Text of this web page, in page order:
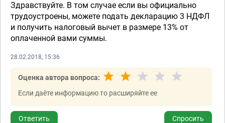
Здравствуйте. В том случае если вы официально
трудоустроены, можете подать декларацию 3 НДФЛ
и получить налоговый вычет в размере 13% от
оплаченной вами суммы.
28.02.2018, 15:36
Оценка автора вопроса:
Если даёте информацию то расширяйте ее
Ответить Спросить